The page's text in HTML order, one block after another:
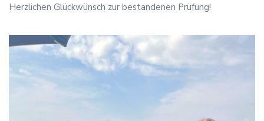
Herzlichen Glückwünsch zur bestandenen Prüfung!